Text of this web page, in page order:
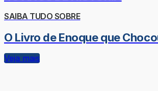
SAIBA TUDO SOBRE
O Livro de Enoque que
Veja mais